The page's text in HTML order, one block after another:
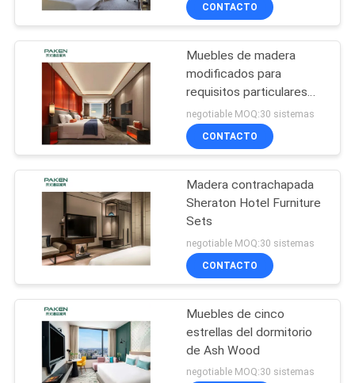
CONTACTO
Muebles de madera
modificados para
requisitos particulares
del chalet
negotiable MOQ:30 sistemas
CONTACTO
Madera contrachapada
Sheraton Hotel Furniture
Sets
negotiable MOQ:30 sistemas
CONTACTO
Muebles de cinco
estrellas del dormitorio
de Ash Wood
negotiable MOQ:30 sistemas